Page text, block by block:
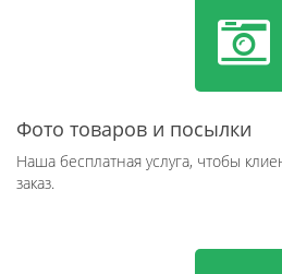
Фото товаров и посылки
Наша бесплатная услуга, чтобы
заказ.